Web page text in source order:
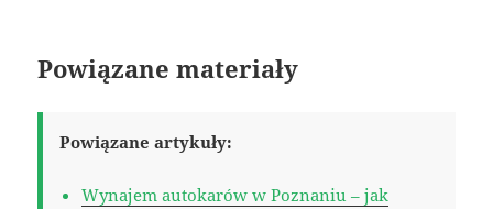
Powiązane materiały
Powiązane artykuły:
Wynajem autokarów w Poznaniu – jak